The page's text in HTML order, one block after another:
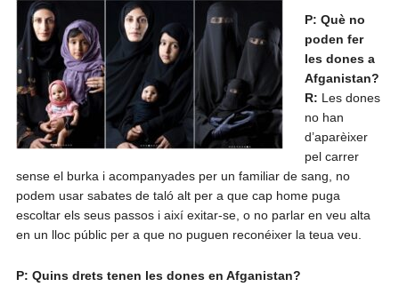
P: Què no
poden fer
les dones a
Afganistan?
R: Les dones
no han
d’aparèixer
pel carrer
sense el burka i acompanyades per un familiar de sang, no
podem usar sabates de taló alt per a que cap home puga
escoltar els seus passos i així exitar-se, o no parlar en veu alta
en un lloc públic per a que no puguen reconéixer la teua veu.
P: Quins drets tenen les dones en Afganistan?